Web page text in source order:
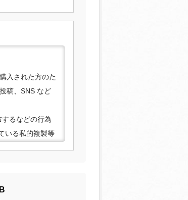
入された方のた
稿、SNS など
るなどの行為
いる私的複製等